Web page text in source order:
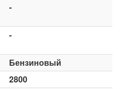
-
-
Бензиновый
2800